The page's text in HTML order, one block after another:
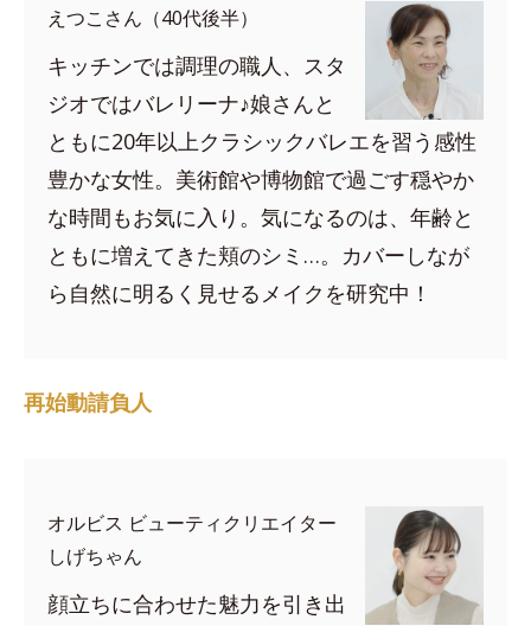
えつこさん（40代後半）
キッチンでは調理の職人、スタ
ジオではバレリーナ♪娘さんと
ともに20年以上クラシックバレエを習う感性
豊かな女性。美術館や博物館で過ごす穏やか
な時間もお気に入り。気になるのは、年齢と
ともに増えてきた頬のシミ…。カバーしなが
ら自然に明るく見せるメイクを研究中！
再始動請負人
オルビス ビューティクリエイター
しげちゃん
顔立ちに合わせた魅力を引き出